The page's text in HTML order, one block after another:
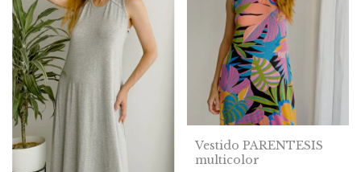
Vestido PARENTESIS
multicolor